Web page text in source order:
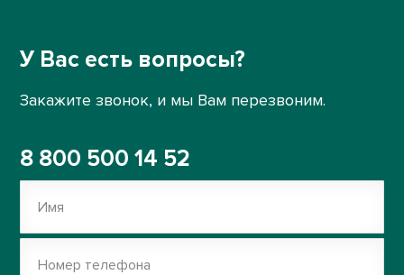
У Вас есть вопросы?
Закажите звонок, и мы Вам перезвоним.
8 800 500 14 52
Имя
Номер телефона